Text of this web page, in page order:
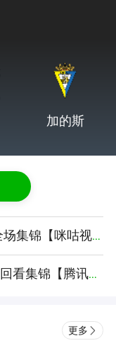
加的斯
2021西甲联赛赫塔菲4-0加的斯全场集锦【咪咕视频】
2021西甲第14轮 赫塔费vs加的斯回看集锦【腾讯视频】
更多